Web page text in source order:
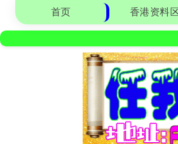
首页 香港资料